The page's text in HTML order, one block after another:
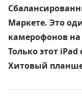
Маркете. Это
камерофонов
Только этот iPad
Хитовый